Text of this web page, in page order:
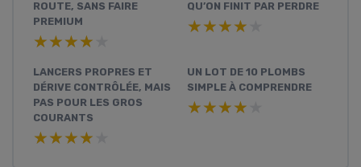
ROUTE, SANS FAIRE
PREMIUM
★★★★★
★★★★★
QU’ON FINIT PAR PERDRE
★★★★★
★★★★★
LANCERS PROPRES ET
DÉRIVE CONTRÔLÉE, MAIS
PAS POUR LES GROS
COURANTS
★★★★★
★★★★★
UN LOT DE 10 PLOMBS
SIMPLE À COMPRENDRE
★★★★★
★★★★★